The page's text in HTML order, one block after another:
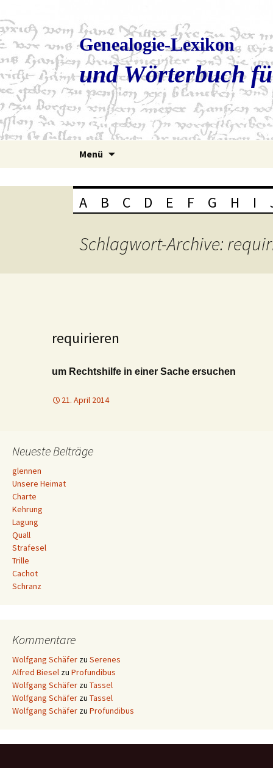
Genealogie-Lexikon
und Wörterbuch
Menü
A B C D E F G H I
Schlagwort-Archive:
requirieren
um Rechtshilfe in einer Sache ersuchen
21. April 2014
Neueste Beiträge
glennen
Unsere Heimat
Charte
Kehrung
Lagung
Quall
Strafesel
Trille
Cachot
Schranz
Kommentare
Wolfgang Schäfer zu Serenes
Alfred Biesel zu Profundibus
Wolfgang Schäfer zu Tassel
Wolfgang Schäfer zu Tassel
Wolfgang Schäfer zu Profundibus